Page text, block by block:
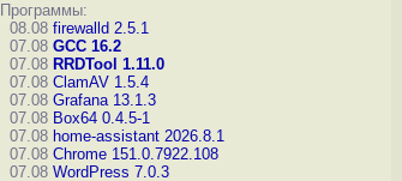
Программы:
08.08 firewalld 2.5.1
07.08 GCC 16.2
07.08 RRDTool 1.11.0
07.08 ClamAV 1.5.4
07.08 Grafana 13.1.3
07.08 Box64 0.4.5-1
07.08 home-assistant 2026.8.1
07.08 Chrome 151.0.7922.108
07.08 WordPress 7.0.3